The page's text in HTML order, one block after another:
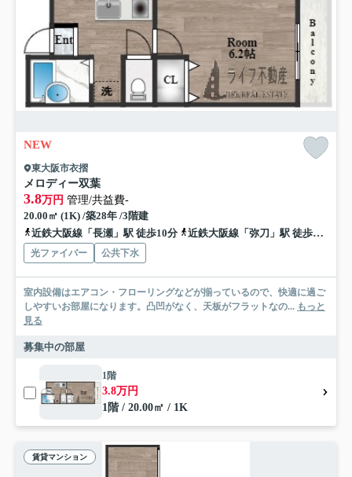
NEW
東大阪市衣摺
メロディー双葉
3.8万円 管理/共益費-
20.00㎡ (1K) /築28年 /3階建
近鉄大阪線「長瀬」駅 徒歩10分
近鉄大阪線「弥刀」駅 徒歩12分
光ファイバー 公共下水
室内設備はエアコン・フローリングなどが揃っているので、快適に過ご
しやすいお部屋になります。凸凹がなく、天板がフラットなの... もっと
見る
募集中の部屋
1階
3.8万円
1階 / 20.00㎡ / 1K
賃貸マンション